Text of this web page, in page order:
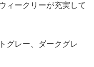
ィークリーが充実して
グレー、ダークグレ